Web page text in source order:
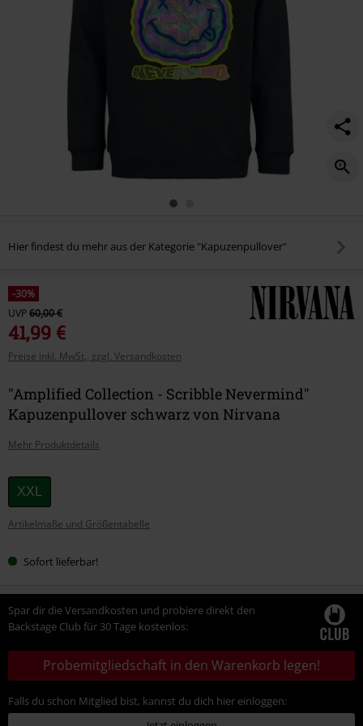
Hier findest du mehr aus der Kategorie "Kapuzenpullover"
-30%
UVP60,00 €
41,99 €
Preise inkl. MwSt., zzgl. Versandkosten
"Amplified Collection - Scribble Nevermind"
Kapuzenpullover schwarz von Nirvana
Mehr Produktdetails
Wähle
deine
Größe
XXL
Artikelmaße und Größentabelle
Sofort lieferbar!
Spar dir die Versandkosten und probiere direkt den
Backstage Club für 30 Tage kostenlos:
Probemitgliedschaft in den Warenkorb legen!
Falls du schon Mitglied bist, kannst du dich hier einloggen: